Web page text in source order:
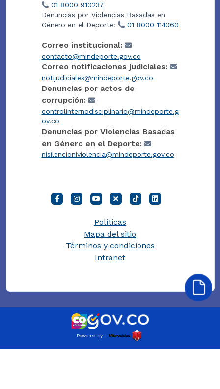
01 8000 910237
Denuncias por Violencias Basadas en
Género en el Deporte:
01 8000 114060
Correo institucional:
contacto@mindeporte.gov.co
Correo notificaciones judiciales:
notijudiciales@mindeporte.gov.co
Denuncias por actos de
corrupción:
controlinternodisciplinario@mindeporte.g
ov.co
Denuncias por Violencias Basadas
en Género en el Deporte:
nisilencioniviolencia@mindeporte.gov.co
Políticas
Mapa del sitio
Términos y condiciones
Intranet
Powered by :